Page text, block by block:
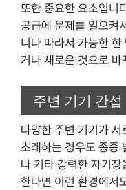
또한 중요한 요소입니
공급에 문제를 일으켜
니다 따라서 가능한
거나 새로운 것으로
주변 기기 간
다양한 주변 기기가
초래하는 경우도 종종
나 기타 강력한 자기장
한다면 이런 환경에서